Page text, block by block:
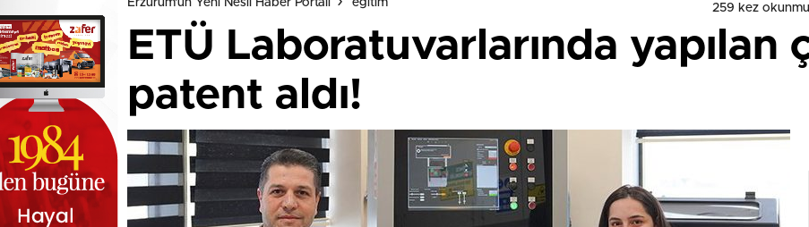
Erzurum'un Yeni Nesil Haber Portalı eğitim 259 kez
ETÜ Laboratuvarlarında yapılan
patent aldı!